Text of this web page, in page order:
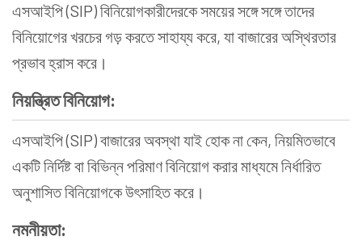
এসআইপি (SIP) বিনিয়োগকারীদেরকে সময়ের সঙ্গে সঙ্গে তাদের
বিনিয়োগের খরচের গড় করতে সাহায্য করে, যা বাজারের অস্থিরতার
প্রভাব হ্রাস করে।
নিয়ন্ত্রিত বিনিয়োগ:
এসআইপি (SIP) বাজারের অবস্থা যাই হোক না কেন, নিয়মিতভাবে
একটি নির্দিষ্ট বা বিভিন্ন পরিমাণ বিনিয়োগ করার মাধ্যমে নির্ধারিত
অনুশাসিত বিনিয়োগকে উৎসাহিত করে।
নমনীয়তা: